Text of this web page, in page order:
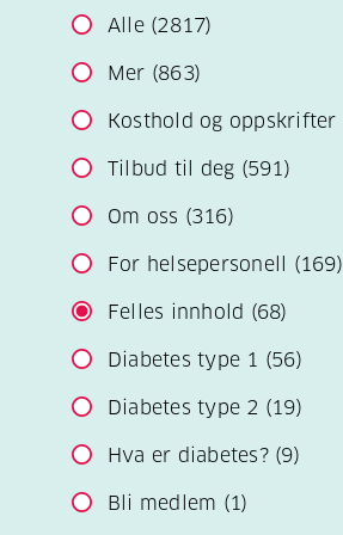
Alle (2817)
Mer (863)
Kosthold og oppskrifter
Tilbud til deg (591)
Om oss (316)
For helsepersonell (169)
Felles innhold (68)
Diabetes type 1 (56)
Diabetes type 2 (19)
Hva er diabetes? (9)
Bli medlem (1)